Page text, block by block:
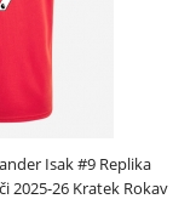
Isak #9 Replika
2025-26 Kratek Rokav